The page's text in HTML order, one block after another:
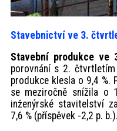
Stavebnictví ve 3.
Stavební produkce ve
porovnání s 2.
produkce klesla o 9,4 %.
se meziročně snížila o
inženýrské stavitelství
7,6 % (příspěvek -2,2 p. b.).